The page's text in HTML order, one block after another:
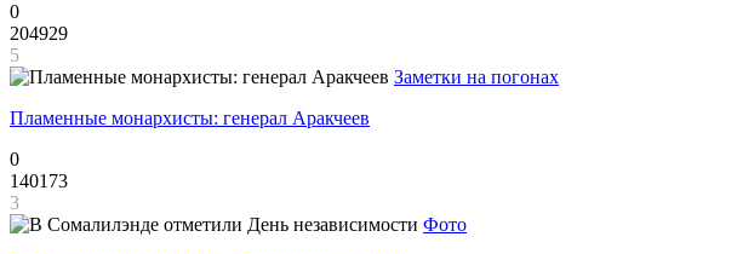
0
204929
5
Заметки на погонах
Пламенные монархисты: генерал Аракчеев
0
140173
3
Фото